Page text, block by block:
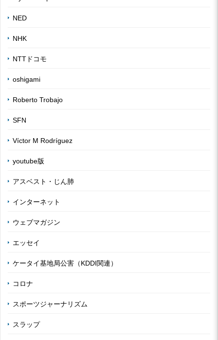
NED
NHK
NTTドコモ
oshigami
Roberto Trobajo
SFN
Víctor M Rodríguez
youtube版
アスベスト・じん肺
インターネット
ウェブマガジン
エッセイ
ケータイ基地局公害（KDDI関連）
コロナ
スポーツジャーナリズム
スラップ